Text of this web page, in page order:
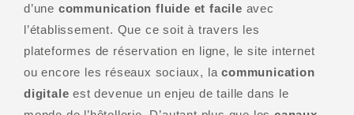
d’une communication fluide et facile avec
l’établissement. Que ce soit à travers les
plateformes de réservation en ligne, le site internet
ou encore les réseaux sociaux, lacommunication
digitaleest devenue un enjeu de taille dans le